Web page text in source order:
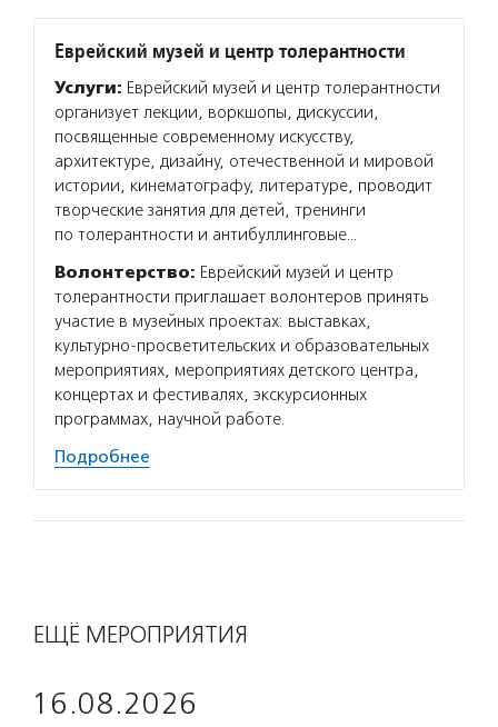
Еврейский музей и центр толерантности
Услуги: Еврейский музей и центр толерантности
организует лекции, воркшопы, дискуссии,
посвященные современному искусству,
архитектуре, дизайну, отечественной и мировой
истории, кинематографу, литературе, проводит
творческие занятия для детей, тренинги
по толерантности и антибуллинговые…
Волонтерство: Еврейский музей и центр
толерантности приглашает волонтеров принять
участие в музейных проектах: выставках,
культурно-просветительских и образовательных
мероприятиях, мероприятиях детского центра,
концертах и фестивалях, экскурсионных
программах, научной работе.
Подробнее
ЕЩЁ МЕРОПРИЯТИЯ
16.08.2026